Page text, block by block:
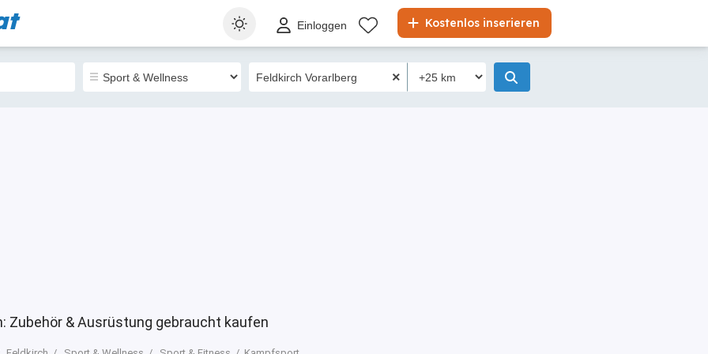
Kostenlos inserieren
Einloggen
Zubehör & Ausrüstung gebraucht kaufen